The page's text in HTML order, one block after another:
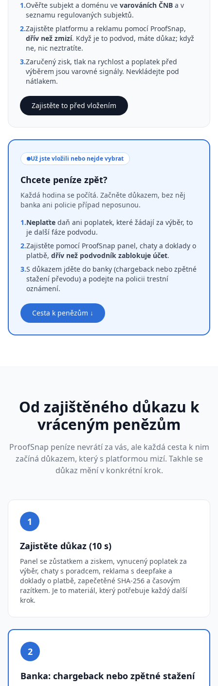
1.Ověřte subjekt a doménu ve varováních ČNB a v
seznamu regulovaných subjektů.
2.Zajistěte platformu a reklamu pomocí ProofSnap,
dřív než zmizí. Když je to podvod, máte důkaz; když
ne, nic neztratíte.
3.Zaručený zisk, tlak na rychlost a poplatek před
výběrem jsou varovné signály. Nevkládejte pod
nátlakem.
Zajistěte to před vložením
Už jste vložili nebo nejde vybrat
Chcete peníze zpět?
Každá hodina se počítá. Začněte důkazem, bez něj
banka ani policie případ neposunou.
1.Neplaťte daň ani poplatek, které žádají za výběr, to
je další fáze podvodu.
2.Zajistěte pomocí ProofSnap panel, chaty a doklady o
platbě, dřív než podvodník zablokuje účet.
3.S důkazem jděte do banky (chargeback nebo zpětné
stažení převodu) a podejte na policii trestní
oznámení.
Cesta k penězům ↓
Od zajištěného důkazu k
vráceným penězům
ProofSnap peníze nevrátí za vás, ale každá cesta k nim
začíná důkazem, který s platformou mizí. Takhle se
důkaz mění v konkrétní krok.
1
Zajistěte důkaz (10 s)
Panel se zůstatkem a ziskem, vynucený poplatek za
výběr, chaty s poradcem, reklama s deepfake a
doklady o platbě, zapečetěné SHA-256 a časovým
razítkem. Je to materiál, který potřebuje každý další
krok.
2
Banka: chargeback nebo zpětné stažení